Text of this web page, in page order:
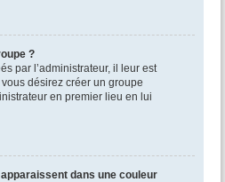
?
par l’administrateur, il leur est
désirez créer un groupe
en premier lieu en lui
dans une couleur